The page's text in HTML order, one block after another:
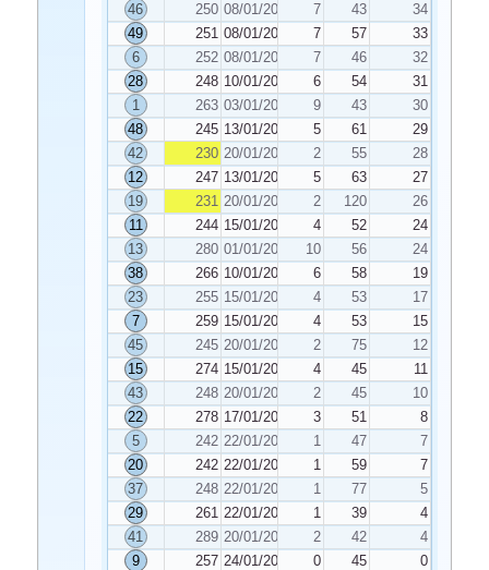
46
250 08/01/2024 7 43
34
49
251 08/01/2024 7 57
33
6
252 08/01/2024 7 46
32
28
248 10/01/2024 6 54
31
1
263 03/01/2024 9 43
30
48
245 13/01/2024 5 61
29
42
230 20/01/2024 2 55
28
12
247 13/01/2024 5 63
27
19
231 20/01/2024 2 120
26
11
244 15/01/2024 4 52
24
13
280 01/01/2024 10 56
24
38
266 10/01/2024 6 58
19
23
255 15/01/2024 4 53
17
7
259 15/01/2024 4 53
15
45
245 20/01/2024 2 75
12
15
274 15/01/2024 4 45
11
43
248 20/01/2024 2 45
10
22
278 17/01/2024 3 51
8
5
242 22/01/2024 1 47
7
20
242 22/01/2024 1 59
7
37
248 22/01/2024 1 77
5
29
261 22/01/2024 1 39
4
41
289 20/01/2024 2 42
4
9
257 24/01/2024 0 45
0